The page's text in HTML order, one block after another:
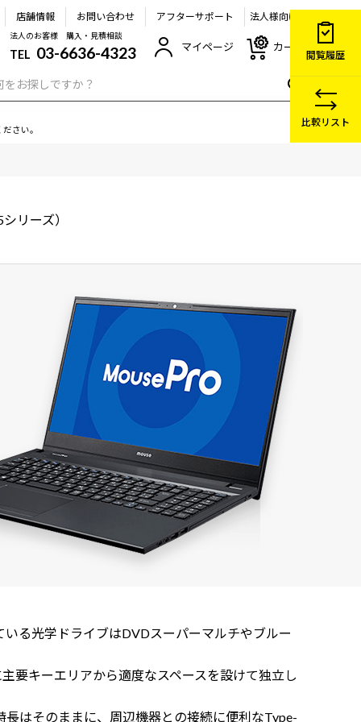
店舗情報 お問い合わせ アフターサポート 法人様向け
法人のお客様 購入・見積相談
TEL 03-6636-4323 マイページ カート
さい。
リーズ）
る光学ドライブはDVDスーパーマルチやブルー
要キーエリアから適度なスペースを設けて独立し
はそのままに、周辺機器との接続に便利なType-
閲覧履歴
比較リスト